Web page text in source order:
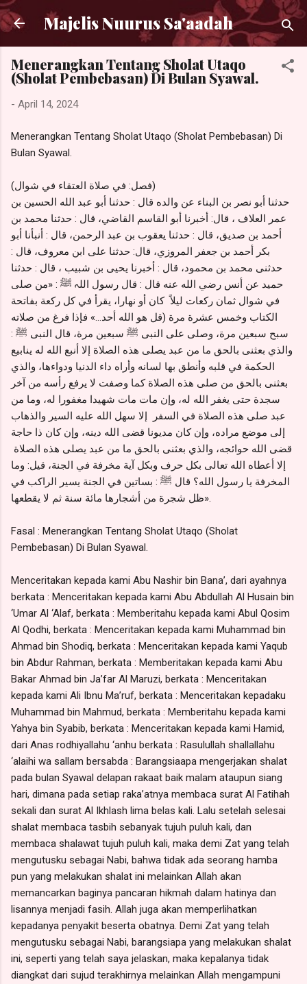
Langsung ke konten utama
Majelis Nuurus Sa'aadah
Menerangkan Tentang Sholat Utaqo
(Sholat Pembebasan) Di Bulan Syawal.
- April 14, 2024
Menerangkan Tentang Sholat Utaqo (Sholat Pembebasan) Di
Bulan Syawal.
(فصل: في صلاة العتقاء في شوال)
حدثنا أبو نصر بن البناء عن والده قال : حدثنا أبو عبد الله الحسين بن
عمر العلاف ، قال: أخبرنا أبو القاسم القاضي، قال : حدثنا محمد بن
أحمد بن صديق، قال : حدثنا يعقوب بن عبد الرحمن، قال : أنبأنا أبو
بكر أحمد بن جعفر المروزي، قال: حدثنا على ابن معروف، قال :
حدثنى محمد بن محمود، قال : أخبرنا يحيى بن شبيب ، قال : حدثنا
حميد عن أنس رضي الله عنه قال : قال رسول اللہ ﷺ : «من صلى
في شوال ثمان ركعات ليلاً كان أو نهارا، يقرأ في كل ركعة بفاتحة
الكتاب وخمس عشرة مرة (قل هو الله أحد...» فإذا فرغ من صلاته
سبح سبعين مرة، وصلى علی النبی ﷺ سبعين مرة، قال النبی ﷺ :
والذي بعثنى بالحق ما من عبد يصلى هذه الصلاة إلا أنبع الله له ينابيع
الحكمة في قلبه وأنطق بها لسانه وأراه داء الدنيا ودواءها، والذي
بعثنى بالحق من صلى هذه الصلاة كما وصفت لا يرفع رأسه من آخر
سجدة حتى يغفر الله له، وإن مات مات شهيدا مغفورا له، وما من
عبد صلى هذه الصلاة في السفر إلا سهل الله عليه السير والذهاب
إلى موضع مراده، وإن كان مديونا قضى الله دينه، وإن كان ذا حاجة
قضى الله حوائجه، والذي بعثنى بالحق ما من عبد يصلى هذه الصلاة
إلا أعطاه الله تعالى بكل حرف وبكل آية مخرفة في الجنة، قيل: وما
المخرفة يا رسول الله؟ قال ﷺ : بساتين في الجنة يسير الراكب في
ظل شجرة من أشجارها مائة سنة ثم لا يقطعها».
Fasal : Menerangkan Tentang Sholat Utaqo (Sholat
Pembebasan) Di Bulan Syawal.
Menceritakan kepada kami Abu Nashir bin Bana’, dari ayahnya
berkata : Menceritakan kepada kami Abu Abdullah Al Husain bin
‘Umar Al ‘Alaf, berkata : Memberitahu kepada kami Abul Qosim
Al Qodhi, berkata : Menceritakan kepada kami Muhammad bin
Ahmad bin Shodiq, berkata : Menceritakan kepada kami Yaqub
bin Abdur Rahman, berkata : Memberitakan kepada kami Abu
Bakar Ahmad bin Ja’far Al Maruzi, berkata : Menceritakan
kepada kami Ali Ibnu Ma’ruf, berkata : Menceritakan kepadaku
Muhammad bin Mahmud, berkata : Memberitahu kepada kami
Yahya bin Syabib, berkata : Menceritakan kepada kami Hamid,
dari Anas rodhiyallahu ‘anhu berkata : Rasulullah shallallahu
‘alaihi wa sallam bersabda : Barangsiaapa mengerjakan shalat
pada bulan Syawal delapan rakaat baik malam ataupun siang
hari, dimana pada setiap raka’atnya membaca surat Al Fatihah
sekali dan surat Al Ikhlash lima belas kali. Lalu setelah selesai
shalat membaca tasbih sebanyak tujuh puluh kali, dan
membaca shalawat tujuh puluh kali, maka demi Zat yang telah
mengutusku sebagai Nabi, bahwa tidak ada seorang hamba
pun yang melakukan shalat ini melainkan Allah akan
memancarkan baginya pancaran hikmah dalam hatinya dan
lisannya menjadi fasih. Allah juga akan memperlihatkan
kepadanya penyakit beserta obatnya. Demi Zat yang telah
mengutusku sebagai Nabi, barangsiapa yang melakukan shalat
ini, seperti yang telah saya jelaskan, maka kepalanya tidak
diangkat dari sujud terakhirnya melainkan Allah mengampuni